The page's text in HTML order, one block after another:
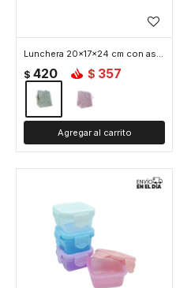
Lunchera 20x17x24 cm con asa - Gris
$ 420 $ 357